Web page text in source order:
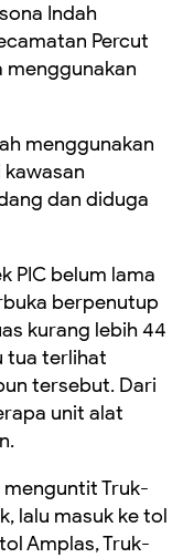
Indah
Percut
menggunakan
menggunakan
dan diduga
PIC belum lama
berpenutup
kurang lebih 44
tua terlihat
tersebut. Dari
unit alat
Truk-
lalu masuk ke tol
Amplas, Truk-